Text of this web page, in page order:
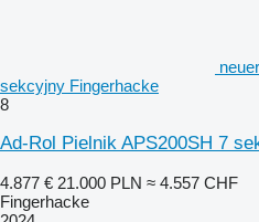
sekcyjny Fingerhacke
8
Ad-Rol Pielnik APS200SH 7
4.877 € 21.000 PLN ≈ 4.557 CHF
Fingerhacke